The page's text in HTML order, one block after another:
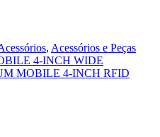
, Acessórios e Peças
4-INCH WIDE
MOBILE 4-INCH RFID